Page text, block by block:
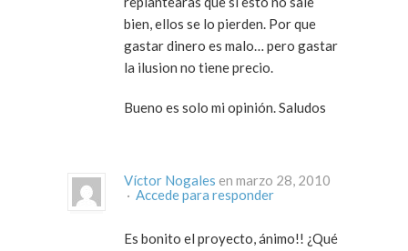
bien, ellos se lo pierden. Por que
gastar dinero es malo… pero gastar
la ilusion no tiene precio.
Bueno es solo mi opinión. Saludos
Víctor Nogales en marzo 28, 2010
· Accede para responder
Es bonito el proyecto, ánimo!! ¿Qué